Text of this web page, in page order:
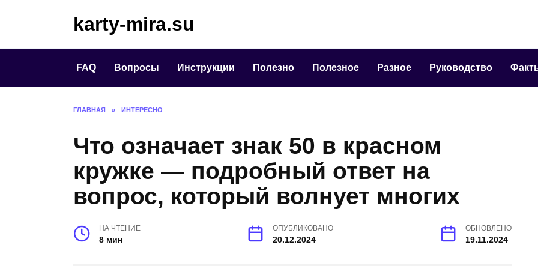
karty-mira.su
FAQ Вопросы Инструкции Полезно Полезное Разное Руководство
ГЛАВНАЯ » ИНТЕРЕСНО
Что означает знак 50 в красном
кружке — подробный ответ на
вопрос, который волнует многих
НА ЧТЕНИЕ
8 мин
ОПУБЛИКОВАНО
20.12.2024
ОБНОВЛЕНО
19.11.2024